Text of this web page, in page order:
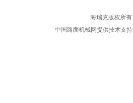
海瑞克版权所有
中国路面机械网提供技术支持